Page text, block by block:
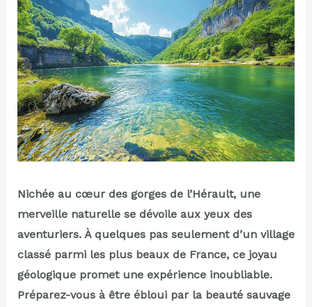
Nichée au cœur des gorges de l’Hérault, une
merveille naturelle se dévoile aux yeux des
aventuriers. À quelques pas seulement d’un village
classé parmi les plus beaux de France, ce joyau
géologique promet une expérience inoubliable.
Préparez-vous à être ébloui par la beauté sauvage